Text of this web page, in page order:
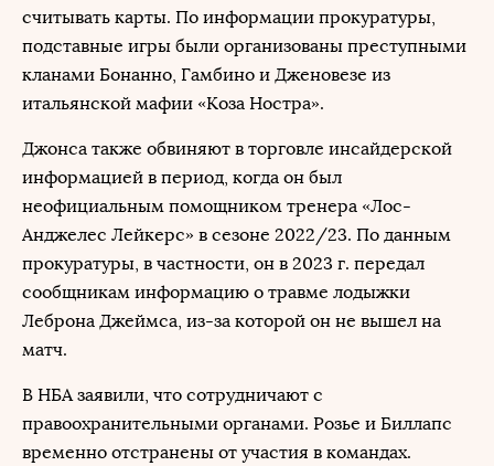
считывать карты. По информации прокуратуры,
подставные игры были организованы преступными
кланами Бонанно, Гамбино и Дженовезе из
итальянской мафии «Коза Ностра».
Джонса также обвиняют в торговле инсайдерской
информацией в период, когда он был
неофициальным помощником тренера «Лос-
Анджелес Лейкерс» в сезоне 2022/23. По данным
прокуратуры, в частности, он в 2023 г. передал
сообщникам информацию о травме лодыжки
Леброна Джеймса, из-за которой он не вышел на
матч.
В НБА заявили, что сотрудничают с
правоохранительными органами. Розье и Биллапс
временно отстранены от участия в командах.